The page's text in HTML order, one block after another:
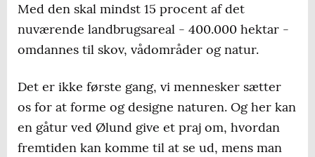
Med den skal mindst 15 procent af det
nuværende landbrugsareal - 400.000 hektar -
omdannes til skov, vådområder og natur.
Det er ikke første gang, vi mennesker sætter
os for at forme og designe naturen. Og her kan
en gåtur ved Ølund give et praj om, hvordan
fremtiden kan komme til at se ud, mens man